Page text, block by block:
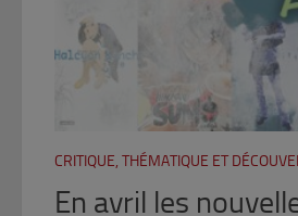
CRITIQUE, THÉMATIQUE ET
En avril les